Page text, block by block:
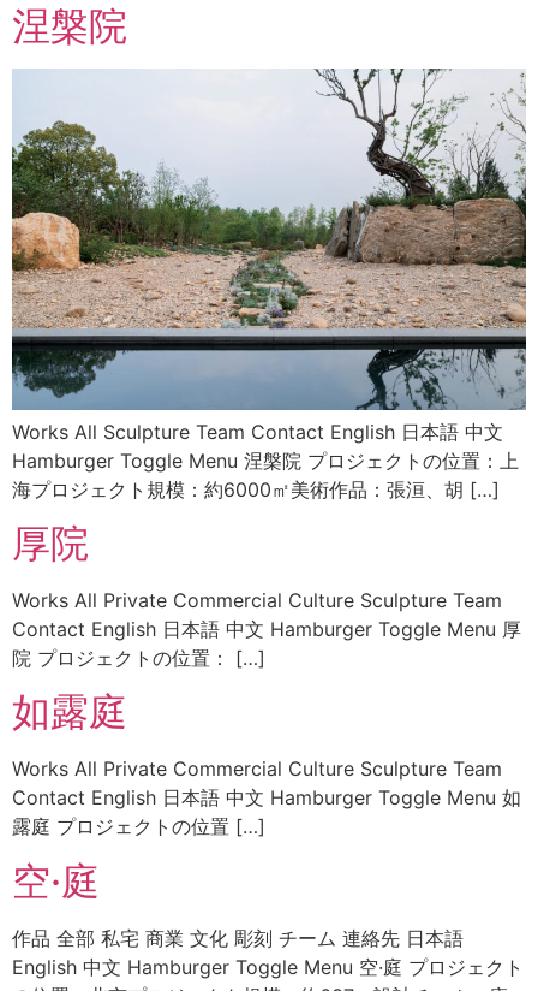
涅槃院
Works All Sculpture Team Contact English 日本語 中文
Hamburger Toggle Menu 涅槃院 プロジェクトの位置：上
海プロジェクト規模：約6000㎡美術作品：張洹、胡 […]
厚院
Works All Private Commercial Culture Sculpture Team
Contact English 日本語 中文 Hamburger Toggle Menu 厚
院 プロジェクトの位置： […]
如露庭
Works All Private Commercial Culture Sculpture Team
Contact English 日本語 中文 Hamburger Toggle Menu 如
露庭 プロジェクトの位置 […]
空·庭
作品 全部 私宅 商業 文化 彫刻 チーム 連絡先 日本語
English 中文 Hamburger Toggle Menu 空·庭 プロジェクト